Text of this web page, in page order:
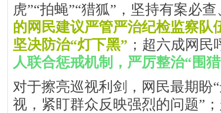
虎”“拍蝇”“猎狐”，坚持有案必
的网民建议严管严治纪检监察队
坚决防治“灯下黑” ；超六成网民
人联合惩戒机制，严厉整治“围
对于擦亮巡视利剑，网民最期盼
视，紧盯群众反映强烈的问题”